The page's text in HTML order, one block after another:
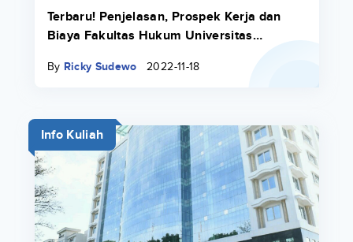
Terbaru! Penjelasan, Prospek Kerja dan
Biaya Fakultas Hukum Universitas
By Ricky Sudewo 2022-11-18
Info Kuliah